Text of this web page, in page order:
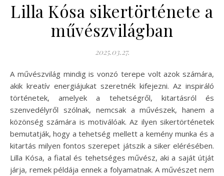
Lilla Kósa sikertörténete a
művészvilágban
2025.03.27.
A művészvilág mindig is vonzó terepe volt azok számára,
akik kreatív energiájukat szeretnék kifejezni. Az inspiráló
történetek, amelyek a tehetségről, kitartásról és
szenvedélyről szólnak, nemcsak a művészek, hanem a
közönség számára is motiválóak. Az ilyen sikertörténetek
bemutatják, hogy a tehetség mellett a kemény munka és a
kitartás milyen fontos szerepet játszik a siker elérésében.
Lilla Kósa, a fiatal és tehetséges művész, aki a saját útját
járja, remek példája ennek a folyamatnak. A művészet nem